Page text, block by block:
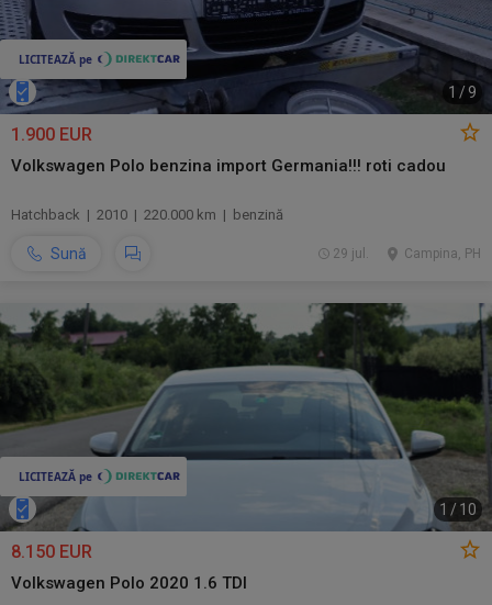
1 / 9
1.900 EUR
Volkswagen Polo benzina import Germania!!! roti cadou
Hatchback | 2010 | 220.000 km | benzină
Sună Campina, PH
29 jul.
1 / 10
8.150 EUR
Volkswagen Polo 2020 1.6 TDI